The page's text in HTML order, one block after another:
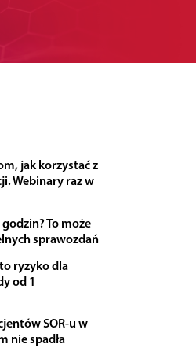
jak korzystać z
Webinary raz w
To może
sprawozdań
ryzyko dla
od 1
SOR-u w
nie spadła